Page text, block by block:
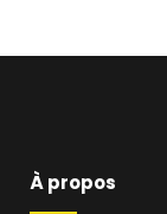
À propos